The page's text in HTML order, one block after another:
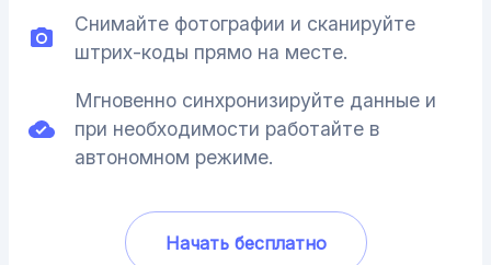
Снимайте фотографии и сканируйте
штрих-коды прямо на месте.
Мгновенно синхронизируйте данные и
при необходимости работайте в
автономном режиме.
Начать бесплатно